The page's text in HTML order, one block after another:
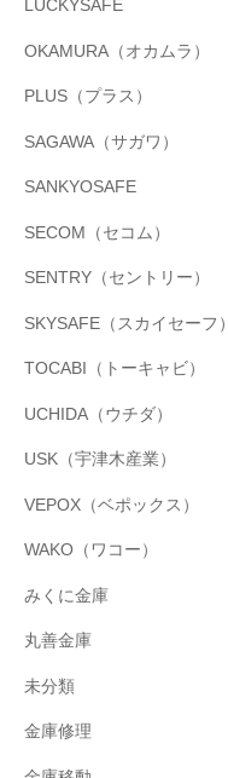
LUCKYSAFE
OKAMURA（オカムラ）
PLUS（プラス）
SAGAWA（サガワ）
SANKYOSAFE
SECOM（セコム）
SENTRY（セントリー）
SKYSAFE（スカイセーフ）
TOCABI（トーキャビ）
UCHIDA（ウチダ）
USK（宇津木産業）
VEPOX（ベポックス）
WAKO（ワコー）
みくに金庫
丸善金庫
未分類
金庫修理